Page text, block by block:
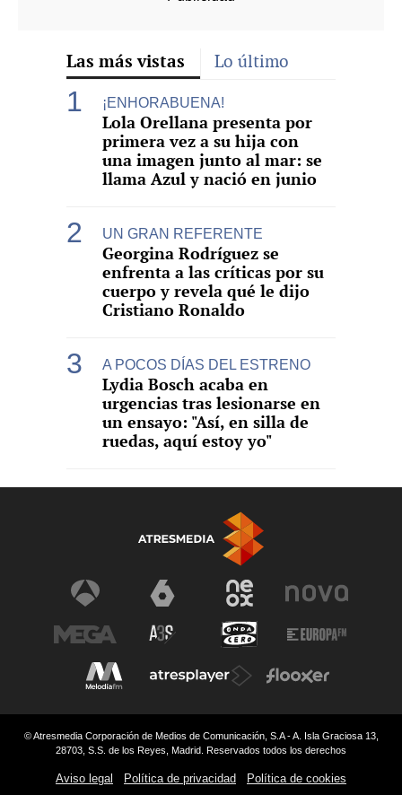
Las más vistas Lo último
¡ENHORABUENA!
Lola Orellana presenta por
primera vez a su hija con
una imagen junto al mar: se
llama Azul y nació en junio
UN GRAN REFERENTE
Georgina Rodríguez se
enfrenta a las críticas por su
cuerpo y revela qué le dijo
Cristiano Ronaldo
A POCOS DÍAS DEL ESTRENO
Lydia Bosch acaba en
urgencias tras lesionarse en
un ensayo: "Así, en silla de
ruedas, aquí estoy yo"
© Atresmedia Corporación de Medios de Comunicación, S.A - A. Isla Graciosa 13,
28703, S.S. de los Reyes, Madrid. Reservados todos los derechos
Aviso legal Política de privacidad Política de cookies